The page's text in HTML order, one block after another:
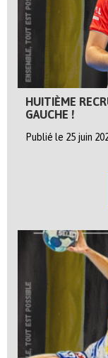
HUITIÈME
GAUCHE !
Publié le 25 juin